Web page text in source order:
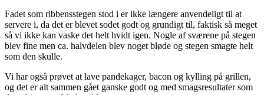
Fadet som ribbensstegen stod i er ikke længere anvendeligt til at
servere i, da det er blevet sodet godt og grundigt til, faktisk så meget
så vi ikke kan vaske det helt hvidt igen. Nogle af sværene på stegen
blev fine men ca. halvdelen blev noget bløde og stegen smagte helt
som den skulle.
Vi har også prøvet at lave pandekager, bacon og kylling på grillen,
og det er alt sammen gået ganske godt og med smagsresultater som